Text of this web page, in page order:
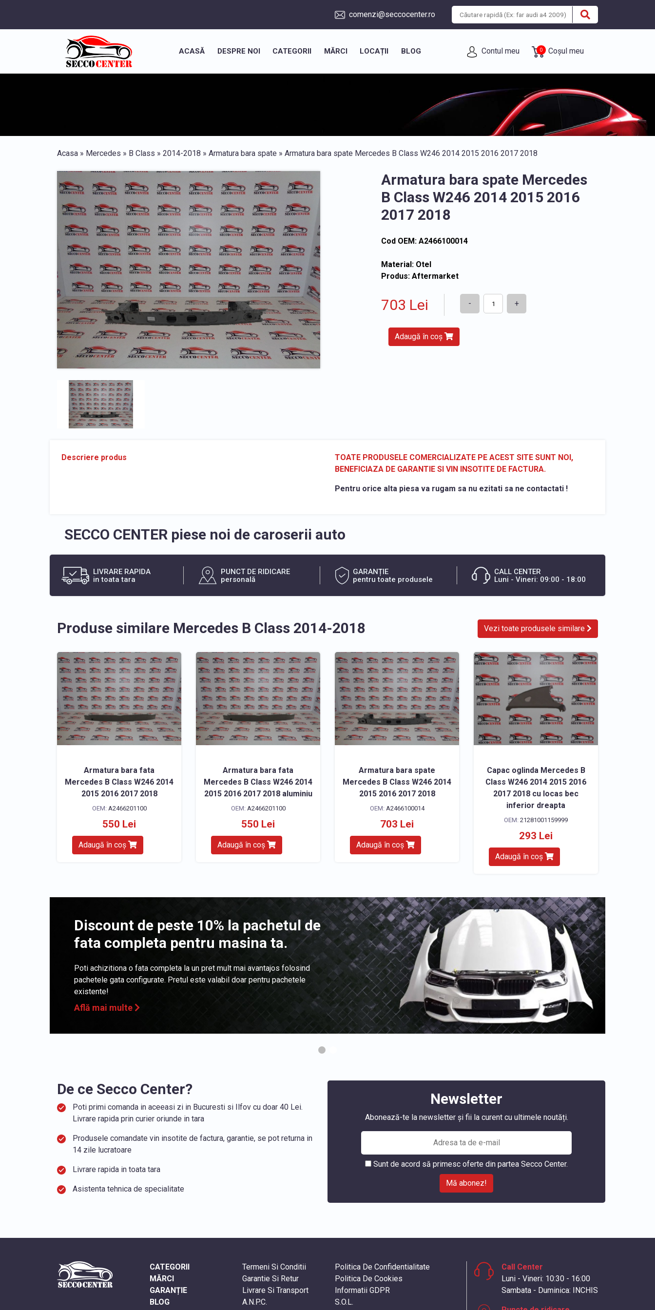
comenzi@seccocenter.ro
ACASĂ DESPRE NOI CATEGORII MĂRCI LOCAȚII BLOG Contul meu 0 Coșul meu
Acasa » Mercedes » B Class » 2014-2018 » Armatura bara spate » Armatura bara spate Mercedes B Class W246 2014 2015 2016 2017 2018
Armatura bara spate Mercedes
B Class W246 2014 2015 2016
2017 2018
Cod OEM: A2466100014
Material: Otel
Produs: Aftermarket
703 Lei - +
Adaugă în coș
Descriere produs
TOATE PRODUSELE COMERCIALIZATE PE ACEST SITE SUNT NOI,
BENEFICIAZA DE GARANTIE SI VIN INSOTITE DE FACTURA.
Pentru orice alta piesa va rugam sa nu ezitati sa ne contactati !
SECCO CENTER piese noi de caroserii auto
LIVRARE RAPIDA
in toata tara
PUNCT DE RIDICARE
personală
GARANȚIE
pentru toate produsele
CALL CENTER
Luni - Vineri: 09:00 - 18:00
Produse similare Mercedes B Class 2014-2018 Vezi toate produsele similare
Armatura bara fata
Mercedes B Class W246 2014
2015 2016 2017 2018
OEM: A2466201100
550 Lei
Adaugă în coș
Armatura bara fata
Mercedes B Class W246 2014
2015 2016 2017 2018 aluminiu
OEM: A2466201100
550 Lei
Adaugă în coș
Armatura bara spate
Mercedes B Class W246 2014
2015 2016 2017 2018
OEM: A2466100014
703 Lei
Adaugă în coș
Capac oglinda Mercedes B
Class W246 2014 2015 2016
2017 2018 cu locas bec
inferior dreapta
OEM: 21281001159999
293 Lei
Adaugă în coș
Discount de peste 10% la pachetul de
fata completa pentru masina ta.
Poti achizitiona o fata completa la un pret mult mai avantajos folosind
pachetele gata configurate. Pretul este valabil doar pentru pachetele
existente!
Află mai multe
De ce Secco Center?
Poti primi comanda in aceeasi zi in Bucuresti si Ilfov cu doar 40 Lei.
Livrare rapida prin curier oriunde in tara
Produsele comandate vin insotite de factura, garantie, se pot returna in
14 zile lucratoare
Livrare rapida in toata tara
Asistenta tehnica de specialitate
Newsletter
Abonează-te la newsletter și fii la curent cu ultimele noutăți.
Sunt de acord să primesc oferte din partea Secco Center.
Mă abonez!
CATEGORII
MĂRCI
GARANȚIE
BLOG
Termeni Si Conditii
Garantie Si Retur
Livrare Si Transport
A.N.P.C.
Politica De Confidentialitate
Politica De Cookies
Informatii GDPR
S.O.L.
Call Center
Luni - Vineri: 10:30 - 16:00
Sambata - Duminica: INCHIS